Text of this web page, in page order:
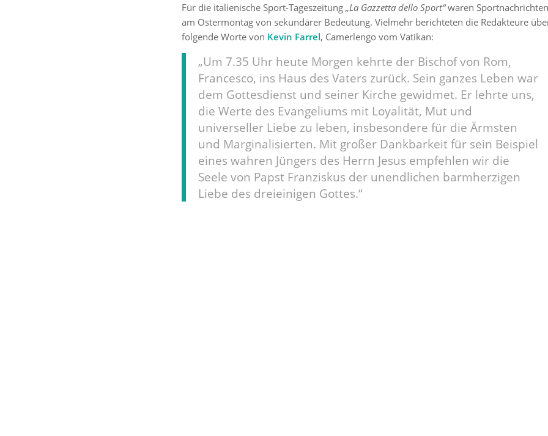
Für die italienische Sport-Tageszeitung „La Gazzetta dello Sport“waren Sportnachrichten
am Ostermontag von sekundärer Bedeutung. Vielmehr berichteten die Redakteure
folgende Worte von Kevin Farrel, Camerlengo vom Vatikan:
„Um 7.35 Uhr heute Morgen kehrte der Bischof von Rom,
Francesco, ins Haus des Vaters zurück. Sein ganzes Leben war
dem Gottesdienst und seiner Kirche gewidmet. Er lehrte uns,
die Werte des Evangeliums mit Loyalität, Mut und
universeller Liebe zu leben, insbesondere für die Ärmsten
und Marginalisierten. Mit großer Dankbarkeit für sein Beispiel
eines wahren Jüngers des Herrn Jesus empfehlen wir die
Seele von Papst Franziskus der unendlichen barmherzigen
Liebe des dreieinigen Gottes.“